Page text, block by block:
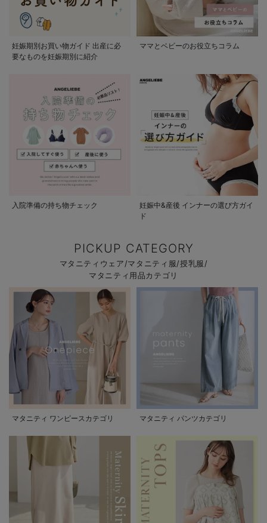
妊娠期別お買い物ガイド 出産に必
要なものを妊娠期別に紹介
ママとベビーのお役立ちコラム
入院準備の持ち物チェック
妊娠中&産後 インナーの選び方ガイ
ド
PICKUP CATEGORY
マタニティウェア/マタニティ服/授乳服/
マタニティ用品カテゴリ
マタニティ ワンピースカテゴリ マタニティ パンツカテゴリ